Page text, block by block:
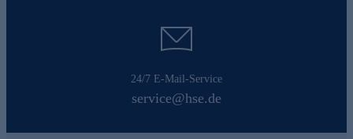
24/7 E-Mail-Service
service@hse.de